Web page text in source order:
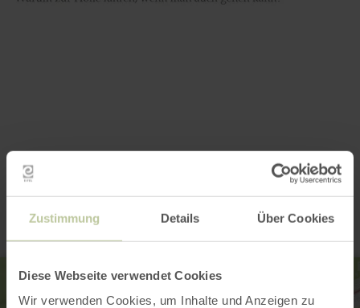
Zustimmung Details Über Cookies
Diese Webseite verwendet Cookies
Wir verwenden Cookies, um Inhalte und Anzeigen zu
Contact